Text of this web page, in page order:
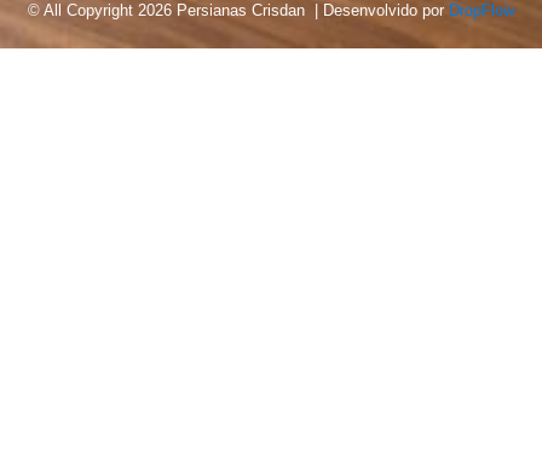
© All Copyright 2026 Persianas Crisdan | Desenvolvido por DropFlow